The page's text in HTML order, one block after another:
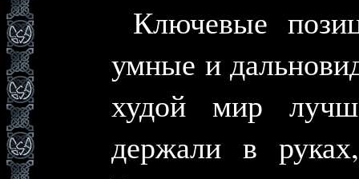
Ключевые
умные и
худой мир
держали в